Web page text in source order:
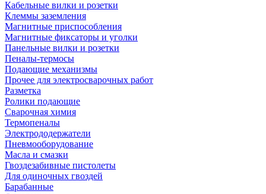
Кабельные вилки и розетки
Клеммы заземления
Магнитные приспособления
Магнитные фиксаторы и уголки
Панельные вилки и розетки
Пеналы-термосы
Подающие механизмы
Прочее для электросварочных работ
Разметка
Ролики подающие
Сварочная химия
Термопеналы
Электрододержатели
Пневмооборудование
Масла и смазки
Гвоздезабивные пистолеты
Для одиночных гвоздей
Барабанные